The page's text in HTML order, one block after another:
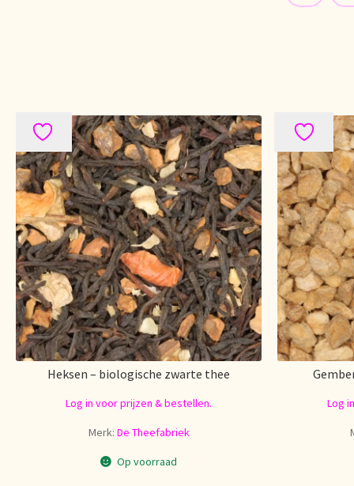
Heksen – biologische zwarte thee
Log in voor prijzen & bestellen.
Merk: De Theefabriek
Op voorraad
Log